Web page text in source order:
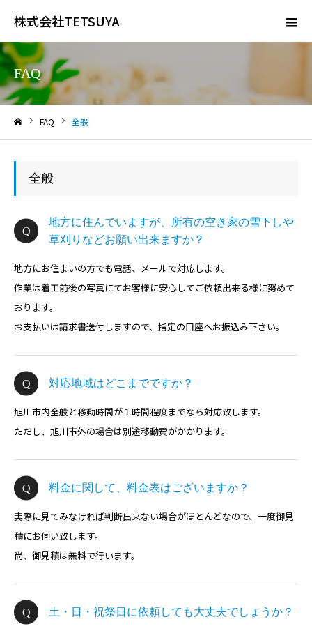
株式会社TETSUYA
FAQ
FAQ 全般
全般
地方に住んでいますが、所有の空き家の雪下しや
草刈りなどお願い出来ますか？
地方にお住まいの方でも電話、メールで対応します。
作業は着工前後の写真にてお客様に安心してご依頼出来る様に努めて
おります。
お支払いは請求書送付しますので、指定の口座へお振込み下さい。
対応地域はどこまでですか？
旭川市内全般と移動時間が１時間程度までなら対応致します。
ただし、旭川市外の場合は別途移動費がかかります。
料金に関して、料金表はございますか？
実際に見てみなければ判断出来ない場合がほとんどなので、一度御見
積にお伺い致します。
尚、御見積は無料で行います。
土・日・祝祭日に依頼しても大丈夫でしょうか？